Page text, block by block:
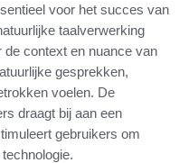
voor het succes van
taalverwerking
context en nuance van
gesprekken,
voelen. De
draagt bij aan een
gebruikers om